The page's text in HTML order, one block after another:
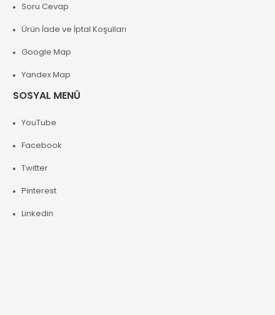
Soru Cevap
Ürün İade ve İptal Koşulları
Google Map
Yandex Map
SOSYAL MENÜ
YouTube
Facebook
Twitter
Pinterest
Linkedin